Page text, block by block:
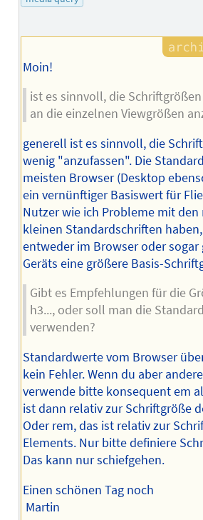
Moin!
ist es sinnvoll, die
an die einzelnen Viewgrößen
generell ist es sinnvoll, die
wenig "anzufassen". Die
meisten Browser (Desktop
ein vernünftiger Basiswert für
Nutzer wie ich Probleme mit
kleinen Standardschriften
entweder im Browser oder sogar
Geräts eine größere Basis-
Gibt es Empfehlungen für die
h3..., oder soll man die
verwenden?
Standardwerte vom Browser
kein Fehler. Wenn du aber
verwende bitte konsequent em
ist dann relativ zur Schriftgröße
Oder rem, das ist relativ zur
Elements. Nur bitte definiere
Das kann nur schiefgehen.
Einen schönen Tag noch
Martin